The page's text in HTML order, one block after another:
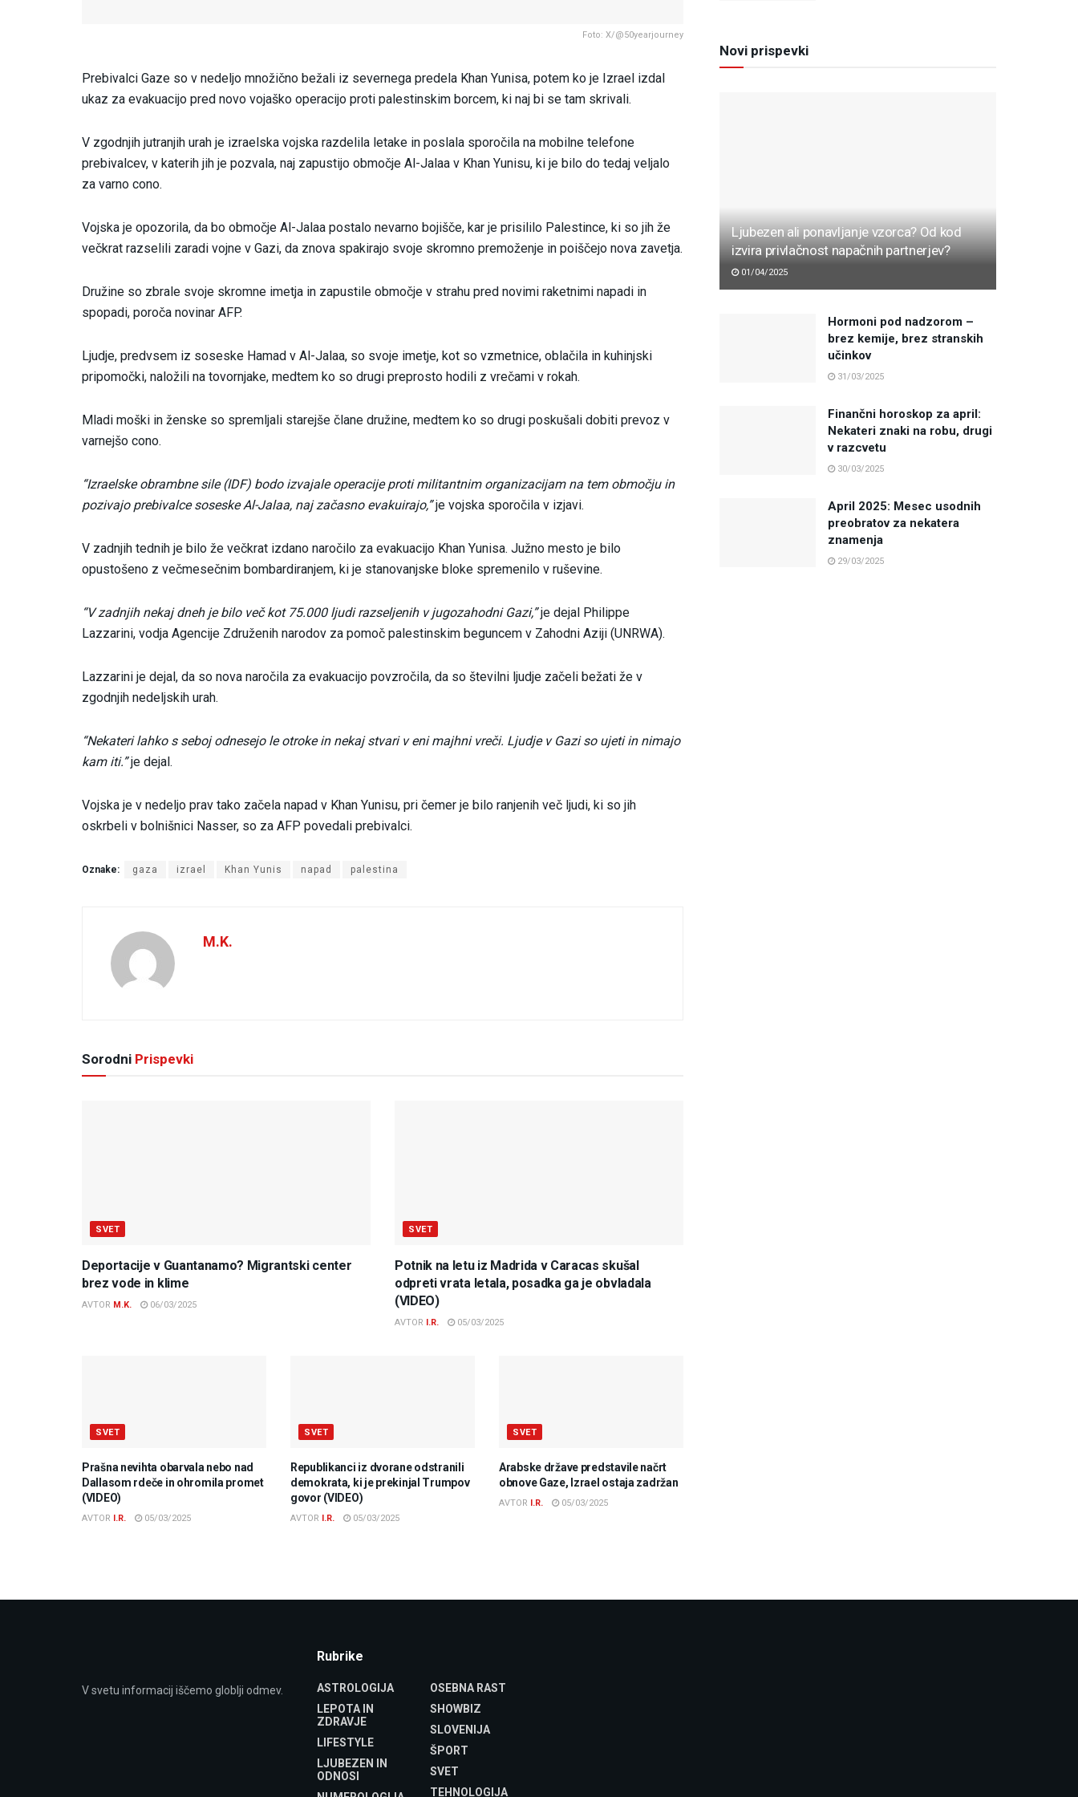
Foto: X/@50yearjourney
Prebivalci Gaze so v nedeljo množično bežali iz severnega predela Khan Yunisa, potem ko je Izrael izdal
ukaz za evakuacijo pred novo vojaško operacijo proti palestinskim borcem, ki naj bi se tam skrivali.
V zgodnjih jutranjih urah je izraelska vojska razdelila letake in poslala sporočila na mobilne telefone
prebivalcev, v katerih jih je pozvala, naj zapustijo območje Al-Jalaa v Khan Yunisu, ki je bilo do tedaj veljalo
za varno cono.
Vojska je opozorila, da bo območje Al-Jalaa postalo nevarno bojišče, kar je prisililo Palestince, ki so jih že
večkrat razselili zaradi vojne v Gazi, da znova spakirajo svoje skromno premoženje in poiščejo nova zavetja.
Družine so zbrale svoje skromne imetja in zapustile območje v strahu pred novimi raketnimi napadi in
spopadi, poroča novinar AFP.
Ljudje, predvsem iz soseske Hamad v Al-Jalaa, so svoje imetje, kot so vzmetnice, oblačila in kuhinjski
pripomočki, naložili na tovornjake, medtem ko so drugi preprosto hodili z vrečami v rokah.
Mladi moški in ženske so spremljali starejše člane družine, medtem ko so drugi poskušali dobiti prevoz v
varnejšo cono.
“Izraelske obrambne sile (IDF) bodo izvajale operacije proti militantnim organizacijam na tem območju in
pozivajo prebivalce soseske Al-Jalaa, naj začasno evakuirajo,”je vojska sporočila v izjavi.
V zadnjih tednih je bilo že večkrat izdano naročilo za evakuacijo Khan Yunisa. Južno mesto je bilo
opustošeno z večmesečnim bombardiranjem, ki je stanovanjske bloke spremenilo v ruševine.
“V zadnjih nekaj dneh je bilo več kot 75.000 ljudi razseljenih v jugozahodni Gazi,”je dejal Philippe
Lazzarini, vodja Agencije Združenih narodov za pomoč palestinskim beguncem v Zahodni Aziji (UNRWA).
Lazzarini je dejal, da so nova naročila za evakuacijo povzročila, da so številni ljudje začeli bežati že v
zgodnjih nedeljskih urah.
“Nekateri lahko s seboj odnesejo le otroke in nekaj stvari v eni majhni vreči. Ljudje v Gazi so ujeti in nimajo
kam iti.”je dejal.
Vojska je v nedeljo prav tako začela napad v Khan Yunisu, pri čemer je bilo ranjenih več ljudi, ki so jih
oskrbeli v bolnišnici Nasser, so za AFP povedali prebivalci.
Oznake: gaza izrael Khan Yunis napad palestina
M.K.
Sorodni Prispevki
SVET
Deportacije v Guantanamo? Migrantski center
brez vode in klime
AVTOR M.K. 06/03/2025
SVET
Potnik na letu iz Madrida v Caracas skušal
odpreti vrata letala, posadka ga je obvladala
(VIDEO)
AVTOR I.R. 05/03/2025
SVET
Prašna nevihta obarvala nebo nad
Dallasom rdeče in ohromila promet
(VIDEO)
AVTOR I.R. 05/03/2025
SVET
Republikanci iz dvorane odstranili
demokrata, ki je prekinjal Trumpov
govor (VIDEO)
AVTOR I.R. 05/03/2025
SVET
Arabske države predstavile načrt
obnove Gaze, Izrael ostaja zadržan
AVTOR I.R. 05/03/2025
Novi prispevki
Ljubezen ali ponavljanje vzorca? Od kod
izvira privlačnost napačnih partnerjev?
01/04/2025
Hormoni pod nadzorom –
brez kemije, brez stranskih
učinkov
31/03/2025
Finančni horoskop za april:
Nekateri znaki na robu, drugi
v razcvetu
30/03/2025
April 2025: Mesec usodnih
preobratov za nekatera
znamenja
29/03/2025
V svetu informacij iščemo globlji odmev.
Rubrike
ASTROLOGIJA
LEPOTA IN
ZDRAVJE
LIFESTYLE
LJUBEZEN IN
ODNOSI
OSEBNA RAST
SHOWBIZ
SLOVENIJA
ŠPORT
SVET
TEHNOLOGIJA